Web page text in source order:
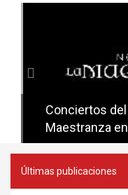
Conciertos
Maestranza
Conciertos del
Sevilla
Últimas publicaciones